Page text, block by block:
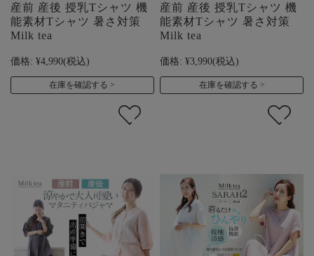
産前 産後 授乳Tシャツ 機
能素材Tシャツ 暑さ対策
Milk tea
価格: ¥4,990(税込)
在庫を確認する
産前 産後 授乳Tシャツ 機
能素材Tシャツ 暑さ対策
Milk tea
価格: ¥3,990(税込)
在庫を確認する